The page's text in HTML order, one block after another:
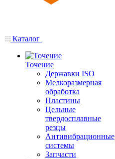
Каталог
Точение
Державки ISO
Мелкоразмерная
обработка
Пластины
Цельные
твердосплавные
резцы
Антивибрационные
системы
Запчасти